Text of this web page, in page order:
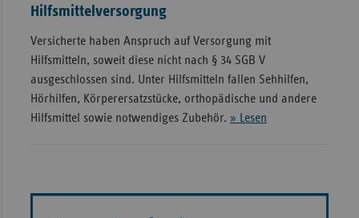
Hilfsmittelversorgung
Versicherte haben Anspruch auf Versorgung mit
Hilfsmitteln, soweit diese nicht nach § 34 SGB V
ausgeschlossen sind. Unter Hilfsmitteln fallen Sehhilfen,
Hörhilfen, Körperersatzstücke, orthopädische und andere
Hilfsmittel sowie notwendiges Zubehör. » Lesen